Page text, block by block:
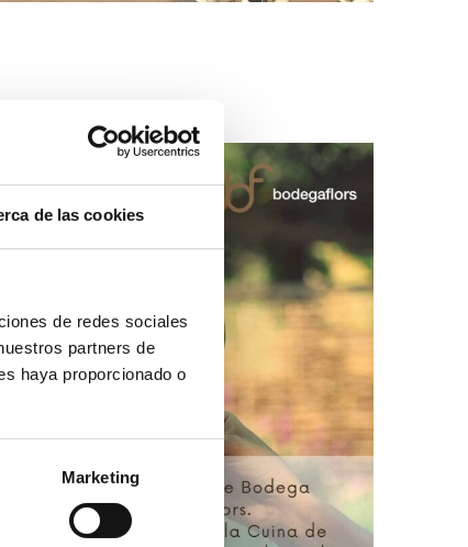
de las cookies
de redes sociales
partners de
haya proporcionado o
Marketing